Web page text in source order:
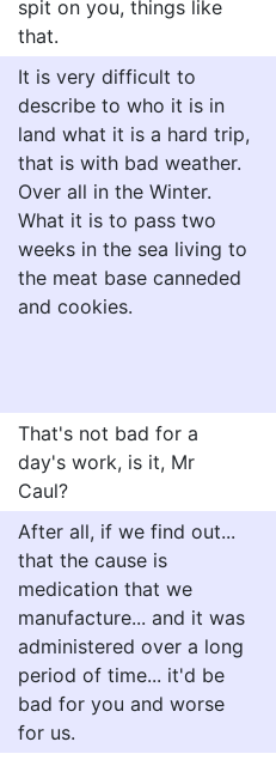
spit on you, things like
that.
It is very difficult to
describe to who it is in
land what it is a hard trip,
that is with bad weather.
Over all in the Winter.
What it is to pass two
weeks in the sea living to
the meat base canneded
and cookies.
That's not bad for a
day's work, is it, Mr
Caul?
After all, if we find out...
that the cause is
medication that we
manufacture... and it was
administered over a long
period of time... it'd be
bad for you and worse
for us.